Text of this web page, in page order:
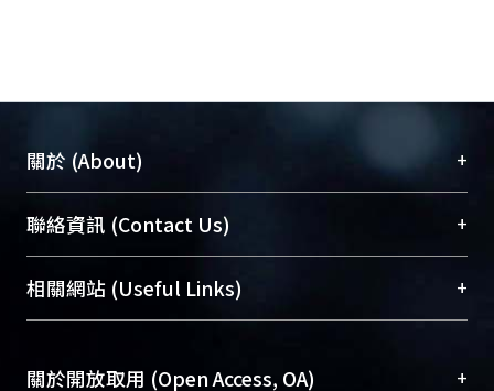
關於 (About) +
臺大位居世界頂尖大學之列，為永久珍藏及向國際
展現本校豐碩的研究成果及學術能量，圖書館整合
機構典藏（NTUR）與學術庫（AH）不同功能平
台，成為臺大學術典藏NTU scholars。期能整合研
成果。
聯絡資訊 (Contact Us) +
總館學科館員(Main Library)
醫學圖書館學科館員(Medical Library)
Sciences Library)
相關網站 (Useful Links) +
關於開放取用 (Open Access, OA) +